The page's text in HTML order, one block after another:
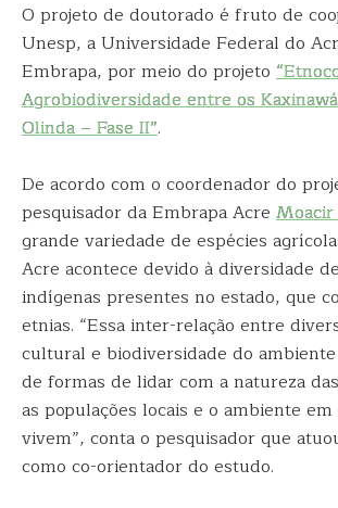
O projeto de doutorado é fruto de
Unesp, a Universidade Federal do
Embrapa, por meio do projeto
Agrobiodiversidade entre os
Olinda – Fase II”.
De acordo com o coordenador do
pesquisador da Embrapa Acre Moacir
grande variedade de espécies
Acre acontece devido à diversidade
indígenas presentes no estado, que
etnias. “Essa inter-relação entre
cultural e biodiversidade do
de formas de lidar com a natureza
as populações locais e o ambiente
vivem”, conta o pesquisador que
como co-orientador do estudo.